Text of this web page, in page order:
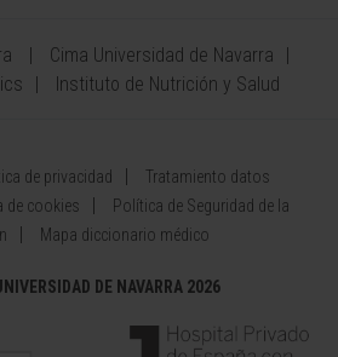
Cima Universidad de Navarra
Instituto de Nutrición y Salud
de privacidad
Tratamiento datos
de cookies
Política de Seguridad de la
Mapa diccionario médico
DE NAVARRA 2026